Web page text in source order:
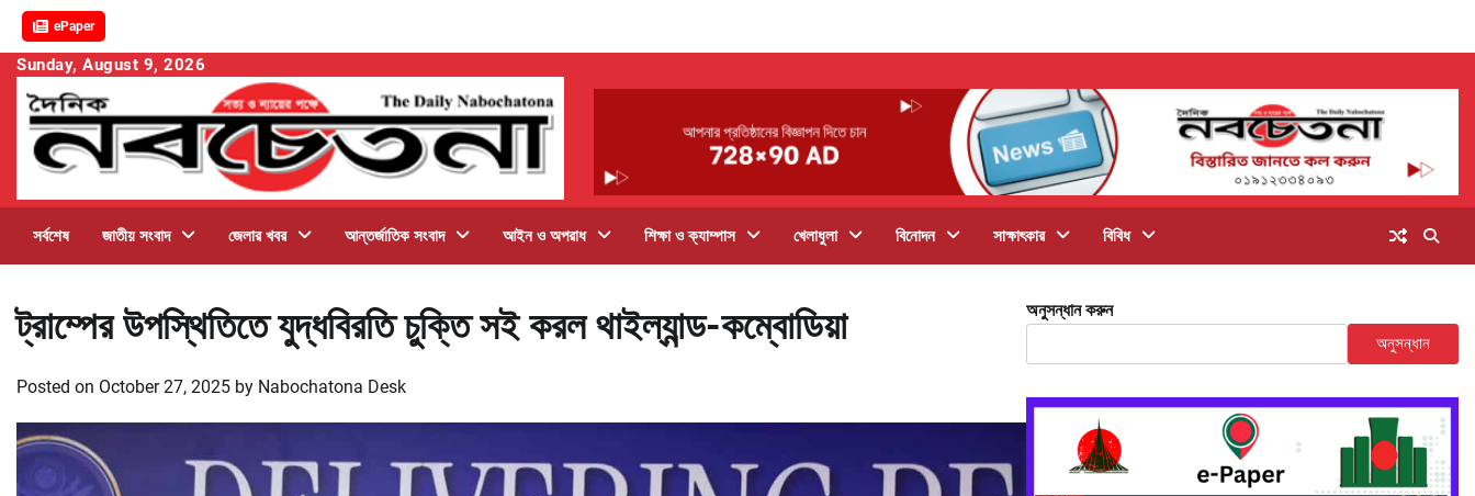
ePaper
Skip
content
Sunday, August 9, 2026
সর্বশেষ জাতীয় সংবাদ জেলার খবর আন্তর্জাতিক সংবাদ আইন ও অপরাধ শিক্ষা ও ক্যাম্পাস খেলাধুলা বিনোদন সাক্ষাৎকার বিবিধ
ট্রাম্পের উপস্থিতিতে যুদ্ধবিরতি চুক্তি সই করল থাইল্যান্ড-কম্বোডিয়া
Posted on October 27, 2025 by Nabochatona Desk
অনুসন্ধান করুন
অনুসন্ধান